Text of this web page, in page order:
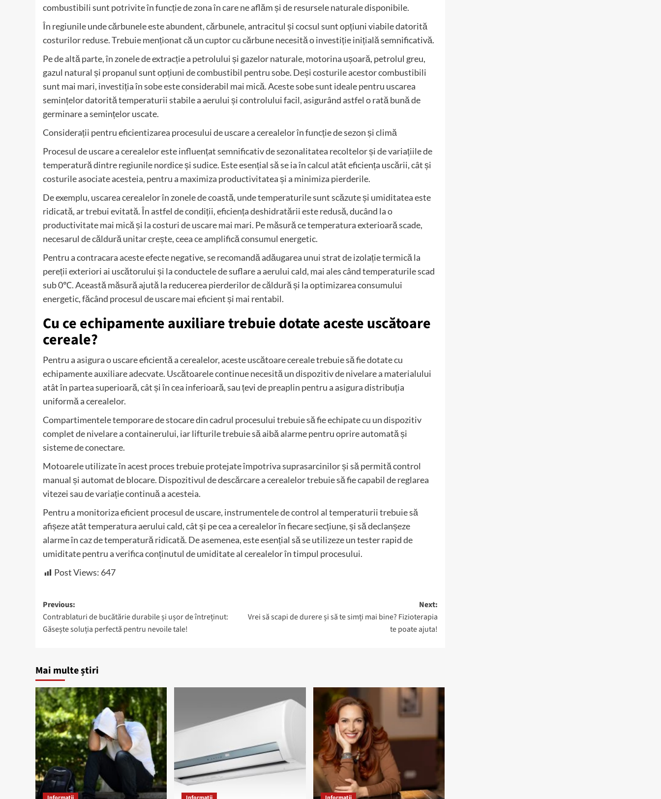
combustibili sunt potrivite în funcție de zona în care ne aflăm și de resursele naturale disponibile.
În regiunile unde cărbunele este abundent, cărbunele, antracitul și cocsul sunt opțiuni viabile datorită
costurilor reduse. Trebuie menționat că un cuptor cu cărbune necesită o investiție inițială semnificativă.
Pe de altă parte, în zonele de extracție a petrolului și gazelor naturale, motorina ușoară, petrolul greu,
gazul natural și propanul sunt opțiuni de combustibil pentru sobe. Deși costurile acestor combustibili
sunt mai mari, investiția în sobe este considerabil mai mică. Aceste sobe sunt ideale pentru uscarea
semințelor datorită temperaturii stabile a aerului și controlului facil, asigurând astfel o rată bună de
germinare a semințelor uscate.
Considerații pentru eficientizarea procesului de uscare a cerealelor în funcție de sezon și climă
Procesul de uscare a cerealelor este influențat semnificativ de sezonalitatea recoltelor și de variațiile de
temperatură dintre regiunile nordice și sudice. Este esențial să se ia în calcul atât eficiența uscării, cât și
costurile asociate acesteia, pentru a maximiza productivitatea și a minimiza pierderile.
De exemplu, uscarea cerealelor în zonele de coastă, unde temperaturile sunt scăzute și umiditatea este
ridicată, ar trebui evitată. În astfel de condiții, eficiența deshidratării este redusă, ducând la o
productivitate mai mică și la costuri de uscare mai mari. Pe măsură ce temperatura exterioară scade,
necesarul de căldură unitar crește, ceea ce amplifică consumul energetic.
Pentru a contracara aceste efecte negative, se recomandă adăugarea unui strat de izolație termică la
pereții exteriori ai uscătorului și la conductele de suflare a aerului cald, mai ales când temperaturile scad
sub 0℃. Această măsură ajută la reducerea pierderilor de căldură și la optimizarea consumului
energetic, făcând procesul de uscare mai eficient și mai rentabil.
Cu ce echipamente auxiliare trebuie dotate aceste uscătoare
cereale?
Pentru a asigura o uscare eficientă a cerealelor, aceste uscătoare cereale trebuie să fie dotate cu
echipamente auxiliare adecvate. Uscătoarele continue necesită un dispozitiv de nivelare a materialului
atât în partea superioară, cât și în cea inferioară, sau țevi de preaplin pentru a asigura distribuția
uniformă a cerealelor.
Compartimentele temporare de stocare din cadrul procesului trebuie să fie echipate cu un dispozitiv
complet de nivelare a containerului, iar lifturile trebuie să aibă alarme pentru oprire automată și
sisteme de conectare.
Motoarele utilizate în acest proces trebuie protejate împotriva suprasarcinilor și să permită control
manual și automat de blocare. Dispozitivul de descărcare a cerealelor trebuie să fie capabil de reglarea
vitezei sau de variație continuă a acesteia.
Pentru a monitoriza eficient procesul de uscare, instrumentele de control al temperaturii trebuie să
afișeze atât temperatura aerului cald, cât și pe cea a cerealelor în fiecare secțiune, și să declanșeze
alarme în caz de temperatură ridicată. De asemenea, este esențial să se utilizeze un tester rapid de
umiditate pentru a verifica conținutul de umiditate al cerealelor în timpul procesului.
Post Views: 647
Post
navigation
Previous:
Contrablaturi de bucătărie durabile și ușor de întreținut:
Găsește soluția perfectă pentru nevoile tale!
Next:
Vrei să scapi de durere și să te simți mai bine? Fizioterapia
te poate ajuta!
Mai multe știri